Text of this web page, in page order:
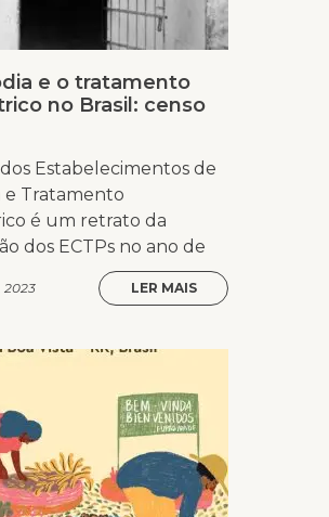
e o tratamento
no Brasil: censo
Estabelecimentos de
e Tratamento
é um retrato da
dos ECTPs no ano de
2023 LER MAIS